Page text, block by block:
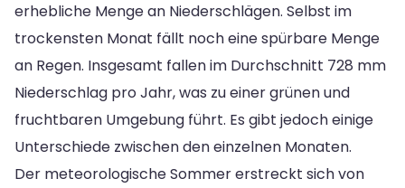
erhebliche Menge an Niederschlägen. Selbst im
trockensten Monat fällt noch eine spürbare Menge
an Regen. Insgesamt fallen im Durchschnitt 728 mm
Niederschlag pro Jahr, was zu einer grünen und
fruchtbaren Umgebung führt. Es gibt jedoch einige
Unterschiede zwischen den einzelnen Monaten.
Der meteorologische Sommer erstreckt sich von